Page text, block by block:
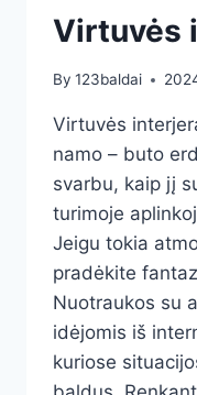
Virtuvės
By 123baldai
Virtuvės
namo – buto
svarbu, kaip jį
turimoje
Jeigu tokia
pradėkite
Nuotraukos su
idėjomis iš
kuriose